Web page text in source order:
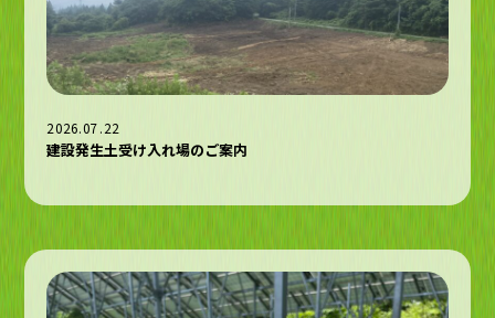
2026.07.22
建設発生土受け入れ場のご案内